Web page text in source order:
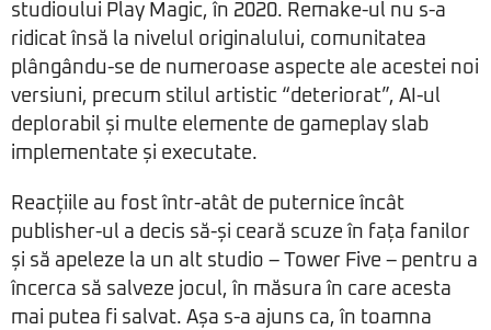
studioului Play Magic, în 2020. Remake-ul nu s-a
ridicat însă la nivelul originalului, comunitatea
plângându-se de numeroase aspecte ale acestei noi
versiuni, precum stilul artistic “deteriorat”, AI-ul
deplorabil și multe elemente de gameplay slab
implementate și executate.
Reacțiile au fost într-atât de puternice încât
publisher-ul a decis să-și ceară scuze în fața fanilor
și să apeleze la un alt studio – Tower Five – pentru a
încerca să salveze jocul, în măsura în care acesta
mai putea fi salvat. Așa s-a ajuns ca, în toamna